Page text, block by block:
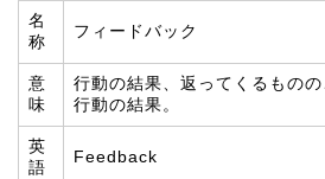
名
称
フィードバック
意
味
行動の結果、返ってくるもの
行動の結果。
英
語
Feedback